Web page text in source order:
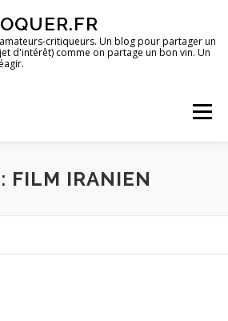
critiqueurs. Un blog pour partager un
d'intérêt) comme on partage un bon vin. Un
Menu
? DES LIVRES
FILM IRANIEN